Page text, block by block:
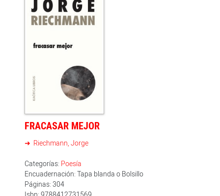
FRACASAR MEJOR
Riechmann, Jorge
Categorías: Poesía
Encuadernación: Tapa blanda o Bolsillo
Páginas: 304